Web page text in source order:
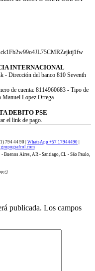
INTERNACIONAL
- Dirección del banco 810 Seventh
de cuenta: 8114960683 - Tipo de
Lopez Ortega
DEBITO PSE
el link de pago.
794 44 90 | WhatsApp +57 17944490
Aires, AR - Santiago, CL - São Paulo,
publicada. Los campos